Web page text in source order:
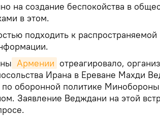
на создание беспокойства в
в этом.
подходить к распространяемой
Армении отреагировало,
Ирана в Ереване Махди
по оборонной политике Минобороны
Заявление Ведждани на этой